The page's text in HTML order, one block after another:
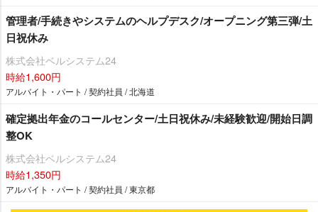
管理者/手続きやシステムのヘルプデスク/オープニング第三弾/土
日祝休み
株式会社ベルシステム24
時給1,600円
アルバイト・パート / 契約社員 / 北海道
確定拠出年金のコールセンター/土日祝休み/未経験歓迎/開始日調
整OK
株式会社ベルシステム24
時給1,350円
アルバイト・パート / 契約社員 / 東京都